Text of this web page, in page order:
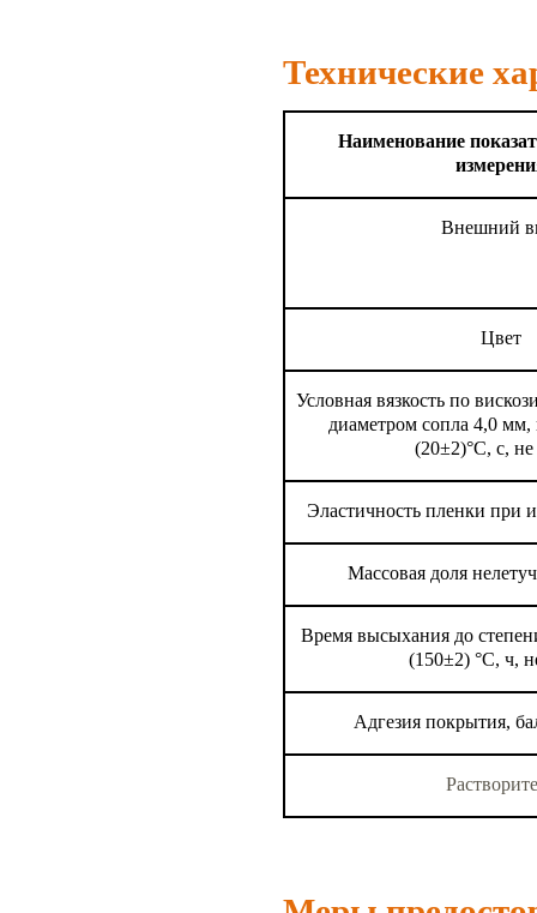
Технические
Наименование
Внешний
Цвет
Условная вязкость по
диаметром сопла 4,0 мм,
(20±2)°С, с,
Эластичность пленки при
Массовая доля
Время высыхания до
(150±2) °С, ч,
Адгезия покрытия,